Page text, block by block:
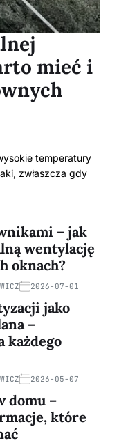
mieć i
temperatury
zwłaszcza gdy
– jak
wentylację
oknach?
2026-07-01
jako
–
każdego
2026-05-07
domu –
które